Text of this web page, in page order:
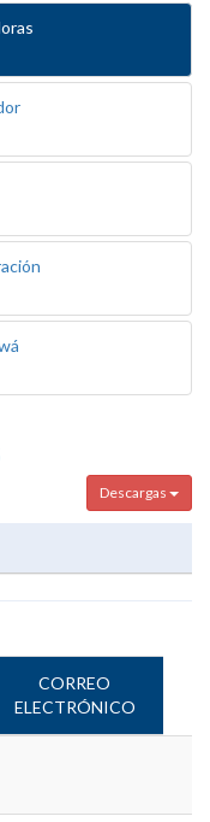
Descargas
CORREO
ELECTRÓNICO